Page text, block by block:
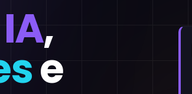
IA,
e